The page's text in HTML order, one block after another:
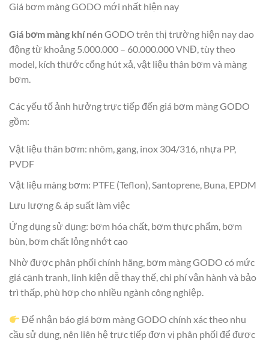
Giá bơm màng GODO mới nhất hiện nay
Giá bơm màng khí nénGODO trên thị trường hiện nay dao
động từ khoảng 5.000.000 – 60.000.000 VNĐ, tùy theo
model, kích thước cổng hút xả, vật liệu thân bơm và màng
bơm.
Các yếu tố ảnh hưởng trực tiếp đến giá bơm màng GODO
gồm:
Vật liệu thân bơm: nhôm, gang, inox 304/316, nhựa PP,
PVDF
Vật liệu màng bơm: PTFE (Teflon), Santoprene, Buna, EPDM
Lưu lượng & áp suất làm việc
Ứng dụng sử dụng: bơm hóa chất, bơm thực phẩm, bơm
bùn, bơm chất lỏng nhớt cao
Nhờ được phân phối chính hãng, bơm màng GODO có mức
giá cạnh tranh, linh kiện dễ thay thế, chi phí vận hành và bảo
trì thấp, phù hợp cho nhiều ngành công nghiệp.
Để nhận báo giá bơm màng GODO chính xác theo nhu
cầu sử dụng, nên liên hệ trực tiếp đơn vị phân phối để được